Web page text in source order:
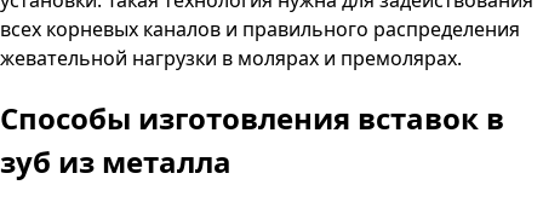
всех корневых каналов и правильного распределения
жевательной нагрузки в молярах и премолярах.
Способы изготовления вставок в
зуб из металла